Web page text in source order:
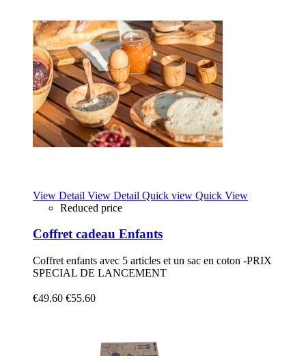
View Detail View Detail Quick view Quick View
Reduced price
Coffret cadeau Enfants
Coffret enfants avec 5 articles et un sac en coton -PRIX
SPECIAL DE LANCEMENT
€49.60 €55.60